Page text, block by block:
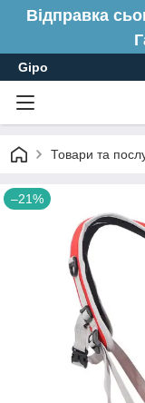
Відправка
Gipo
Товари та
–21%